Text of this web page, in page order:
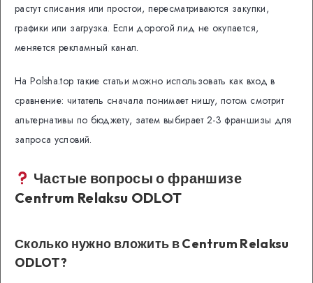
растут списания или простои, пересматриваются закупки,
графики или загрузка. Если дорогой лид не окупается,
меняется рекламный канал.
На Polsha.top такие статьи можно использовать как вход в
сравнение: читатель сначала понимает нишу, потом смотрит
альтернативы по бюджету, затем выбирает 2-3 франшизы для
запроса условий.
Частые вопросы о франшизе
Centrum Relaksu ODLOT
Сколько нужно вложить в Centrum Relaksu
ODLOT?